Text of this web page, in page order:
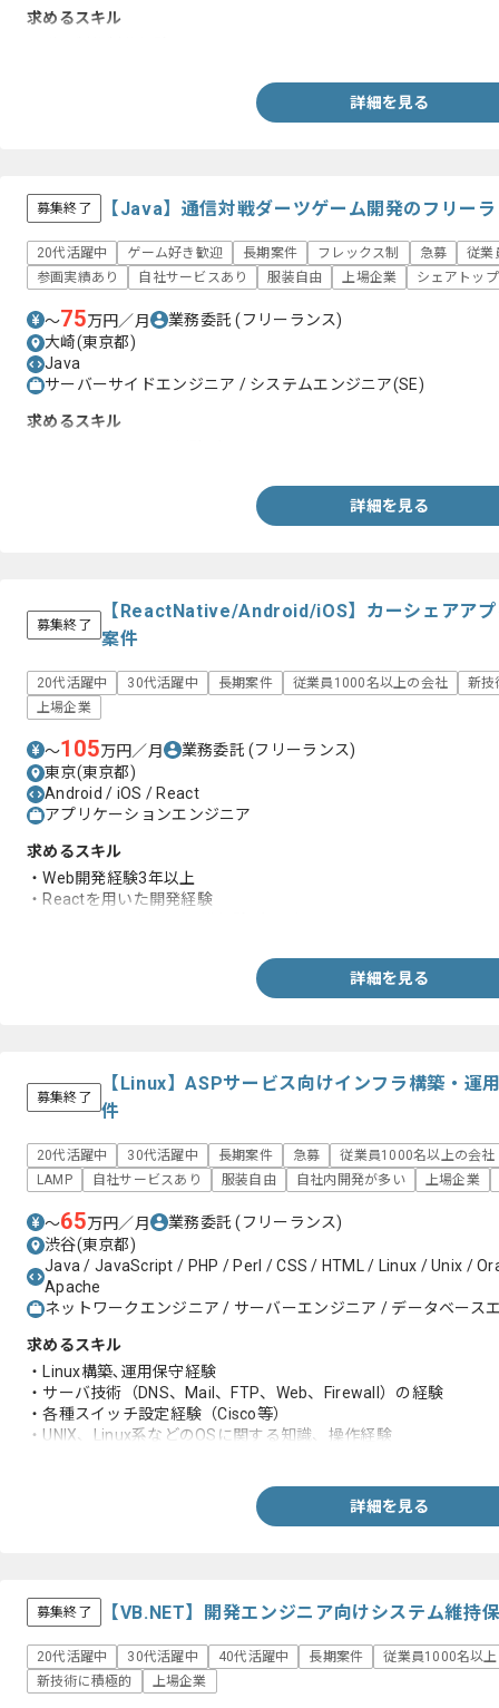
求めるスキル
詳細を見る
募集終了 【Java】通信対戦ダーツゲーム開発のフリー
20代活躍中 ゲーム好き歓迎 長期案件 フレックス制 急募
従業
参画実績あり
自社サービスあり 服装自由 上場企業 シェアトッ
〜75万円／月 業務委託(フリーランス)
大崎(東京都)
Java
サーバーサイドエンジニア / システムエンジニア(SE)
求めるスキル
詳細を見る
募集終了
【ReactNative/Android/iOS】カーシェアアプ
案件
20代活躍中 30代活躍中 長期案件 従業員1000名以上の会社
新技
上場企業
〜105万円／月 業務委託(フリーランス)
東京(東京都)
Android / iOS / React
アプリケーションエンジニア
求めるスキル
・Web開発経験3年以上
・Reactを用いた開発経験
詳細を見る
募集終了
【Linux】ASPサービス向けインフラ構築・運
件
20代活躍中 30代活躍中 長期案件 急募
従業員1000名以上の会社
LAMP
自社サービスあり 服装自由 自社内開発が多い 上場企業
〜65万円／月 業務委託(フリーランス)
渋谷(東京都)
Java / JavaScript / PHP / Perl / CSS / HTML / Linux / Unix /
Apache
ネットワークエンジニア / サーバーエンジニア / データベース
求めるスキル
・Linux構築､運用保守経験
・サーバ技術（DNS、Mail、FTP、Web、Firewall）の経験
・各種スイッチ設定経験（Cisco等）
・UNIX、Linux系などのOSに関する知識、操作経験
詳細を見る
募集終了 【VB.NET】開発エンジニア向けシステム維持
20代活躍中 30代活躍中 40代活躍中 長期案件
従業員1000名以
新技術に積極的
上場企業